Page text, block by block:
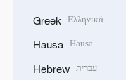
Greek Ελληνικά
Hausa Hausa
Hebrew עברית